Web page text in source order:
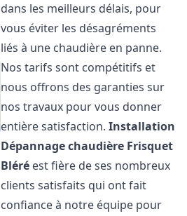
dans les meilleurs délais, pour
vous éviter les désagréments
liés à une chaudière en panne.
Nos tarifs sont compétitifs et
nous offrons des garanties sur
nos travaux pour vous donner
entière satisfaction.Installation
Dépannage chaudière Frisquet
Bléré est fière de ses nombreux
clients satisfaits qui ont fait
confiance à notre équipe pour